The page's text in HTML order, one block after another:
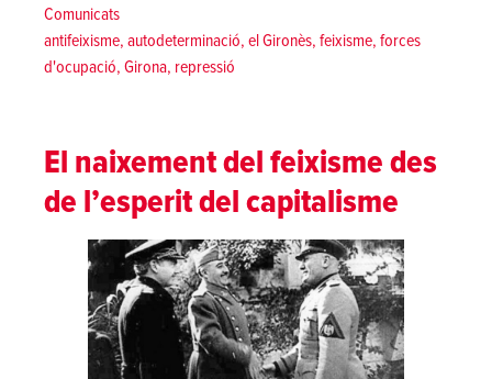
Posted in
Comunicats
Tags:
antifeixisme, autodeterminació, el Gironès, feixisme, forces
d'ocupació, Girona, repressió
El naixement del feixisme des
de l’esperit del capitalisme